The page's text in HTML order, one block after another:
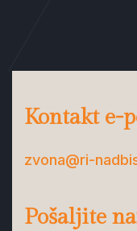
Kontakt e-
zvona@ri-
Pošaljite